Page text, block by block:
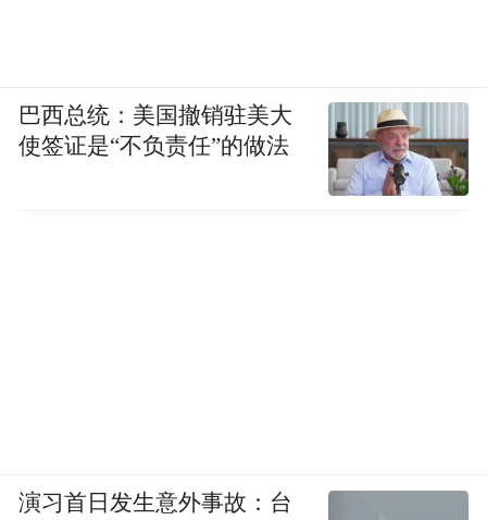
巴西总统：美国撤销驻美大
使签证是“不负责任”的做法
演习首日发生意外事故：台